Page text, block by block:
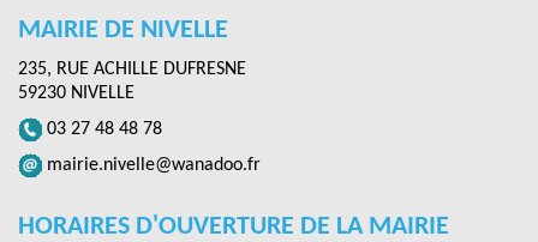
MAIRIE DE NIVELLE
235, RUE ACHILLE DUFRESNE
59230 NIVELLE
03 27 48 48 78
mairie.nivelle@wanadoo.fr
HORAIRES D'OUVERTURE DE LA MAIRIE